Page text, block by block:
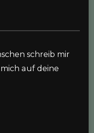
schreib mir
auf deine